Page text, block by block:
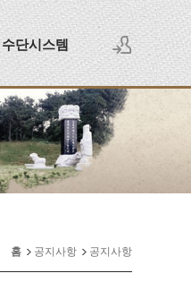
로그인
회원가입
수단시스템
홈 공지사항 공지사항